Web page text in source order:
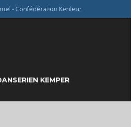
- Confédération Kenleur
KEMPER